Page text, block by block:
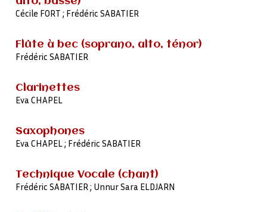
Cécile FORT ; Frédéric SABATIER
Flûte à bec (soprano, alto, ténor)
Frédéric SABATIER
Clarinettes
Eva CHAPEL
Saxophones
Eva CHAPEL ; Frédéric SABATIER
Technique Vocale (chant)
Frédéric SABATIER ; Unnur Sara ELDJARN